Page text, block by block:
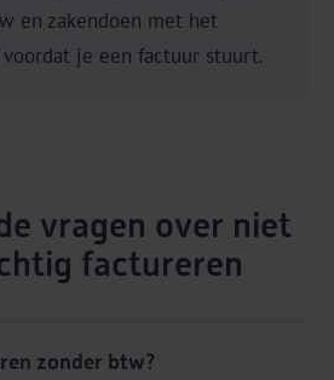
en zakendoen met het
je een factuur stuurt.
vragen over niet
factureren
zonder btw?